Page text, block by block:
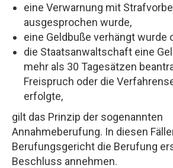
eine Verwarnung mit
ausgesprochen wurde,
eine Geldbuße verhängt wurde
die Staatsanwaltschaft eine
mehr als 30 Tagesätzen
Freispruch oder die
erfolgte,
gilt das Prinzip der sogenannten
Annahmeberufung. In diesen
Berufungsgericht die Berufung
Beschluss annehmen.